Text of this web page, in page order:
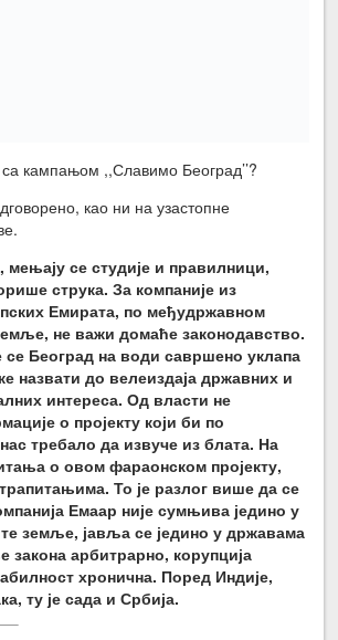
кампањом ,,Славимо Београд’’?
као ни на узастопне
мењају се студије и правилници,
струка. За компаније из
Емирата, по међудржавном
не важи домаће законодавство.
се Београд на води савршено уклапа
назвати до велеиздаја државних и
интереса. Од власти не
о пројекту који би по
требало да извуче из блата. На
о овом фараонском пројекту,
То је разлог више да се
Емаар није сумњива једино у
земље, јавља се једино у државама
закона арбитрарно, корупција
хронична. Поред Индије,
ту је сада и Србија.